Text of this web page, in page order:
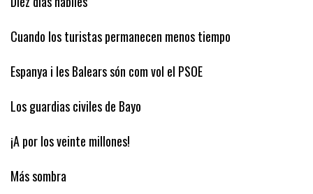
Cuando los turistas permanecen menos tiempo
Espanya i les Balears són com vol el PSOE
Los guardias civiles de Bayo
¡A por los veinte millones!
Más sombra